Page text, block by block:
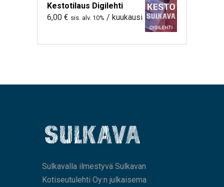
Kestotilaus Digilehti
6,00 € sis. alv. 10% / kuukausi
Sulkavalla ilmestyvä Sulkavan
Kotiseutulehti Oy:n julkaisema